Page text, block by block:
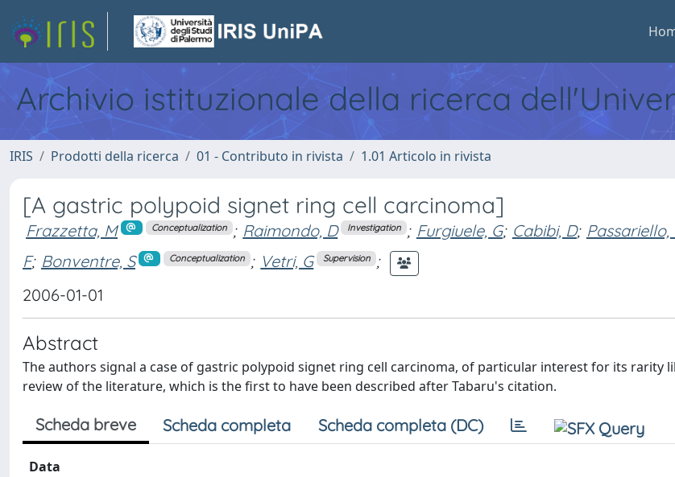
Archivio istituzionale della ricerca
IRIS Prodotti della ricerca 01 - Contributo in rivista 1.01 Articolo in rivista
[A gastric polypoid signet ring cell carcinoma]
Frazzetta, M Conceptualization ; Raimondo, D Investigation ; Furgiuele, G; Cabibi, D; Passariello,
F; Bonventre, S Conceptualization ; Vetri, G Supervision ;
2006-01-01
Abstract
The authors signal a case of gastric polypoid signet ring cell carcinoma, of particular interest for its rarity
review of the literature, which is the first to have been described after Tabaru's citation.
Scheda breve Scheda completa Scheda completa (DC)
Data